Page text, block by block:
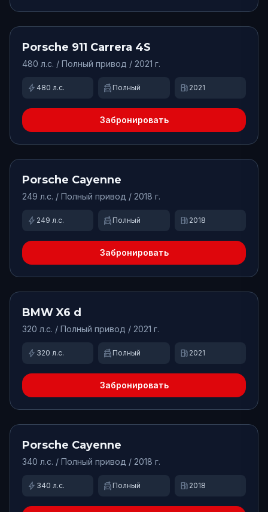
Доступно
от42000₽/сут.
Porsche 911 Carrera 4S
480 л.с. / Полный привод / 2021 г.
bolt 480 л.с. swap_driving_apps Полный local_gas_station 2021
Забронировать
Доступно
от12000₽/сут.
Porsche Cayenne
249 л.с. / Полный привод / 2018 г.
bolt 249 л.с. swap_driving_apps Полный local_gas_station 2018
Забронировать
Доступно
от20000₽/сут.
BMW X6 d
320 л.с. / Полный привод / 2021 г.
bolt 320 л.с. swap_driving_apps Полный local_gas_station 2021
Забронировать
Доступно
от16000₽/сут.
Porsche Cayenne
340 л.с. / Полный привод / 2018 г.
bolt 340 л.с. swap_driving_apps Полный local_gas_station 2018